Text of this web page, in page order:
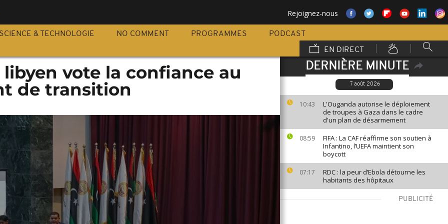
Rejoignez-nous
SCIENCE & TECHNOLOGIE NO COMMENT PROGRAMMES
PODCAST
EN DIRECT
DERNIÈRE MINUTE
7 août 2026
10:43
L'Ouganda autorise le déploiement
de troupes à Gaza dans le cadre
d'un plan de désarmement
08:59
FIFA : La CAF réaffirme son soutien à
Infantino, l’UEFA maintient son
boycott
07:17
RDC : la peur d’Ebola détourne les
habitants des hôpitaux
PUBLICITÉ
vote la confiance au
de transition